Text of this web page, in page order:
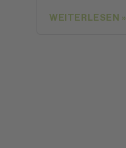
WEITERLESEN »